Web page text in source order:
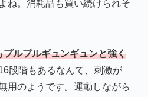
ね。消耗品も買い続けられそ
ルプルギュンギュンと強く
段階もあるなんて、刺激が
用のようです。運動しながら